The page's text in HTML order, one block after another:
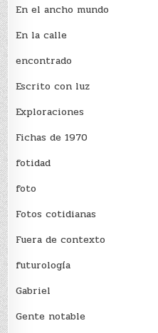
En el ancho mundo
En la calle
encontrado
Escrito con luz
Exploraciones
Fichas de 1970
fotidad
foto
Fotos cotidianas
Fuera de contexto
futurología
Gabriel
Gente notable